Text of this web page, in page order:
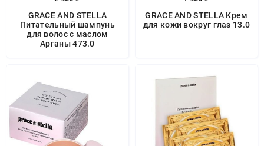
GRACE AND STELLA
Питательный шампунь
для волос с маслом
Aрганы 473.0
GRACE AND STELLA Крем
для кожи вокруг глаз 13.0